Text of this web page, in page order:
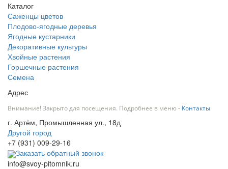
Каталог
Саженцы цветов
Плодово-ягодные деревья
Ягодные кустарники
Декоративные культуры
Хвойные растения
Горшечные растения
Семена
Адрес
Внимание! Закрыто для посещения. Подробнее в меню - Контакты
г. Артём, Промышленная ул., 18д
Другой город
+7 (931) 009-29-16
Заказать обратный звонок
info@svoy-pitomnik.ru